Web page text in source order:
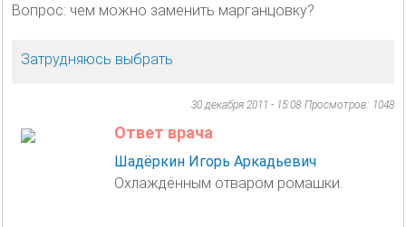
Вопрос: чем можно заменить марганцовку?
Затрудняюсь выбрать
30 декабря 2011 - 15:08 Просмотров: 1048
Ответ врача
Шадёркин Игорь Аркадьевич
Охлаждённым отваром ромашки.